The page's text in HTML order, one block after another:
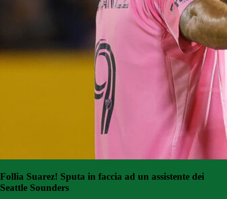
Follia Suarez! Sputa in faccia ad un assistente dei
Seattle Sounders